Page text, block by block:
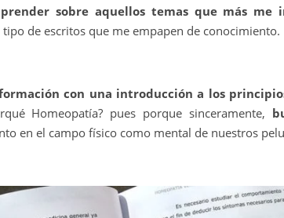
sobre aquellos temas que más me
de escritos que me empapen de conocimiento.
con una introducción a los
Homeopatía? pues porque sinceramente,
en el campo físico como mental de nuestros